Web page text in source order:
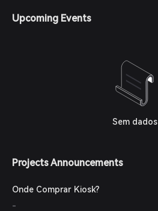
Upcoming Events
Sem dados
Projects Announcements
Onde Comprar Kiosk?
-